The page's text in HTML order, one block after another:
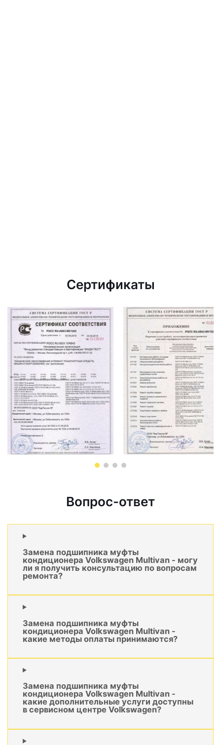
Сертификаты
Вопрос-ответ
Замена подшипника муфты
кондиционера Volkswagen Multivan - могу
ли я получить консультацию по вопросам
ремонта?
Замена подшипника муфты
кондиционера Volkswagen Multivan -
какие методы оплаты принимаются?
Замена подшипника муфты
кондиционера Volkswagen Multivan -
какие дополнительные услуги доступны
в сервисном центре Volkswagen?